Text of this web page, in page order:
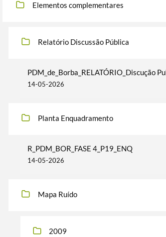
Elementos complementares
Relatório Discussão Pública
PDM_de_Borba_RELATÓRIO_Discução
14-05-2026
Planta Enquadramento
R_PDM_BOR_FASE 4_P19_ENQ
14-05-2026
Mapa Ruído
2009